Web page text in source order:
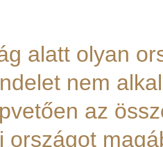
alatt olyan
nem
az
országot